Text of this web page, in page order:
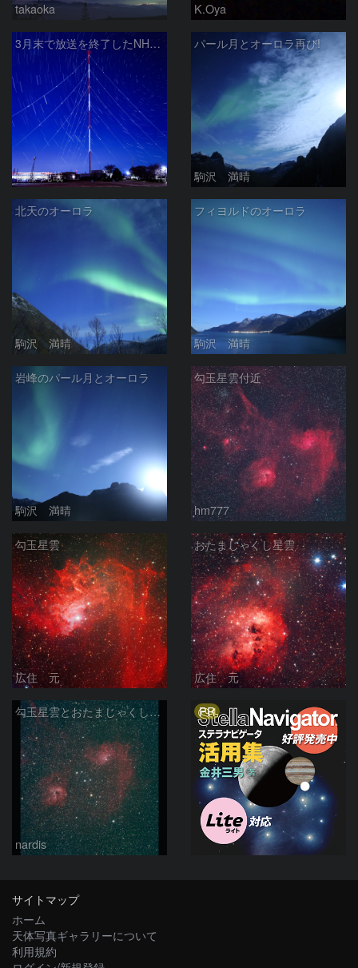
takaoka K.Oya
3月末で放送を終了したNHKラジオ第2放送の送信アンテナと星空
佐藤 純哉
パール月とオーロラ再び!
駒沢 満晴
北天のオーロラ
駒沢 満晴
フィヨルドのオーロラ
駒沢 満晴
岩峰のパール月とオーロラ
駒沢 満晴
勾玉星雲付近
hm777
勾玉星雲
広住 元
おたまじゃくし星雲
広住 元
勾玉星雲とおたまじゃくし星雲 2026/02/14
nardis
PR
サイトマップ
ホーム
天体写真ギャラリーについて
利用規約